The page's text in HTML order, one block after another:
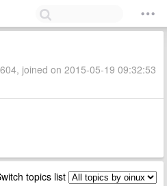
joined on 2015-05-19 09:32:53
topics list